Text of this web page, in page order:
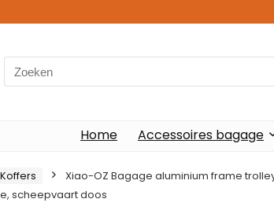
Search
for:
Home Accessoires bagage
Koffers
Xiao-OZ Bagage aluminium frame
scheepvaart doos